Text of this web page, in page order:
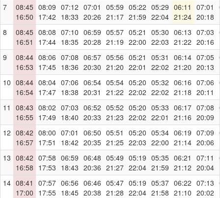
7
08:45
16:50
08:09
17:42
07:12
18:33
07:01
20:26
05:59
21:17
05:22
21:59
05:29
22:04
06:11
21:24
07:01
20:18
8
08:45
16:51
08:08
17:44
07:10
18:35
06:59
20:28
05:57
21:19
05:21
22:00
05:30
22:03
06:13
21:22
07:03
20:16
9
08:44
16:53
08:06
17:45
07:08
18:36
06:57
20:30
05:56
21:20
05:21
22:01
05:31
22:02
06:14
21:20
07:05
20:13
10 08:44
16:54
08:04
17:47
07:06
18:38
06:54
20:31
05:54
21:22
05:20
22:02
05:32
22:02
06:16
21:18
07:06
20:11
11
08:43
16:55
08:02
17:49
07:03
18:40
06:52
20:33
05:52
21:23
05:20
22:02
05:33
22:01
06:17
21:16
07:08
20:09
12 08:42
16:57
08:00
17:51
07:01
18:42
06:50
20:35
05:51
21:25
05:20
22:03
05:34
22:00
06:19
21:14
07:09
20:06
13 08:42
16:58
07:58
17:53
06:59
18:43
06:48
20:36
05:49
21:27
05:19
22:04
05:35
21:59
06:21
21:12
07:11
20:04
14 08:41
17:00
07:57
17:55
06:56
18:45
06:46
20:38
05:47
21:28
05:19
22:04
05:37
21:58
06:22
21:10
07:13
20:02